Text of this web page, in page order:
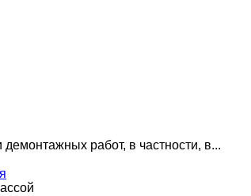
работ, в частности, в...